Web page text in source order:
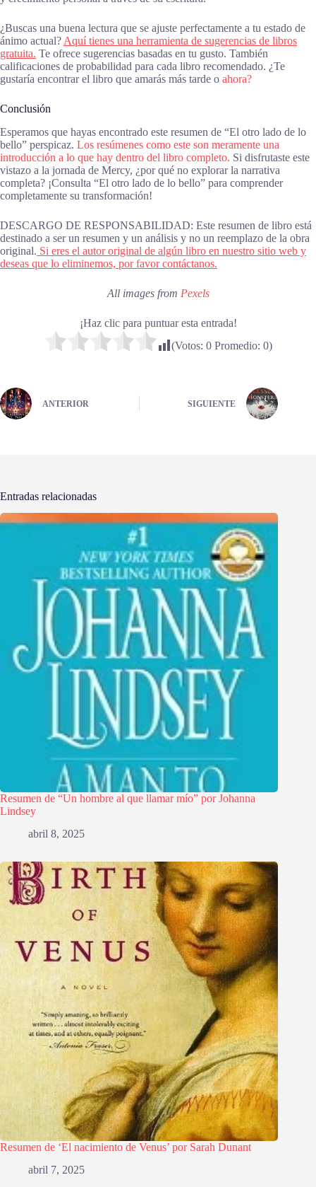
¿Buscas una buena lectura que se ajuste perfectamente a tu estado de
ánimo actual? Aquí tienes una herramienta de sugerencias de libros
gratuita. Te ofrece sugerencias basadas en tu gusto. También
calificaciones de probabilidad para cada libro recomendado. ¿Te
gustaría encontrar el libro que amarás más tarde o ahora?
Conclusión
Esperamos que hayas encontrado este resumen de “El otro lado de lo
bello” perspicaz. Los resúmenes como este son meramente una
introducción a lo que hay dentro del libro completo. Si disfrutaste este
vistazo a la jornada de Mercy, ¿por qué no explorar la narrativa
completa? ¡Consulta “El otro lado de lo bello” para comprender
completamente su transformación!
DESCARGO DE RESPONSABILIDAD: Este resumen de libro está
destinado a ser un resumen y un análisis y no un reemplazo de la obra
original. Si eres el autor original de algún libro en nuestro sitio web y
deseas que lo eliminemos, por favor contáctanos.
All images from Pexels
¡Haz clic para puntuar esta entrada!
(Votos: 0Promedio: 0)
ANTERIOR SIGUIENTE
Entradas relacionadas
Resumen de “Un hombre al que llamar mío” por Johanna
Lindsey
abril 8, 2025
Resumen de ‘El nacimiento de Venus’ por Sarah Dunant
abril 7, 2025